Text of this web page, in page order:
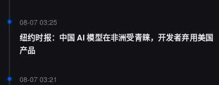
08-07 03:25
纽约时报：中国 AI 模型在非洲受青睐，开发者弃用美国
产品
08-07 03:21